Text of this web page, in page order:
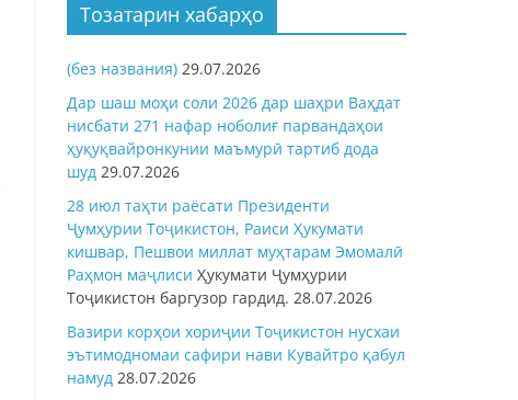
Тозатарин хабарҳо
(без названия) 29.07.2026
Дар шаш моҳи соли 2026 дар шаҳри Ваҳдат
нисбати 271 нафар ноболиғ парвандаҳои
ҳуқуқвайронкунии маъмурӣ тартиб дода
шуд 29.07.2026
28 июл таҳти раёсати Президенти
Ҷумҳурии Тоҷикистон, Раиси Ҳукумати
кишвар, Пешвои миллат муҳтарам Эмомалӣ
Раҳмон маҷлиси Ҳукумати Ҷумҳурии
Тоҷикистон баргузор гардид. 28.07.2026
Вазири корҳои хориҷии Тоҷикистон нусхаи
эътимодномаи сафири нави Кувайтро қабул
намуд 28.07.2026